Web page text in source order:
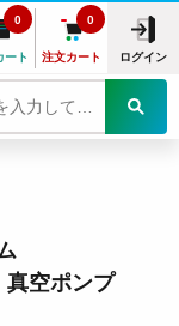
ート
0
注文カート
0
ログイン
真空ポンプ